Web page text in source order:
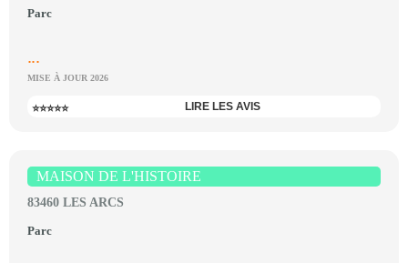
Parc
...
MISE À JOUR 2026
⭐⭐⭐⭐⭐ LIRE LES AVIS
MAISON DE L'HISTOIRE
83460 LES ARCS
Parc